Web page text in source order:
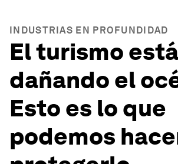
INDUSTRIAS EN PROFUNDIDAD
El turismo está
dañando el
Esto es lo que
podemos